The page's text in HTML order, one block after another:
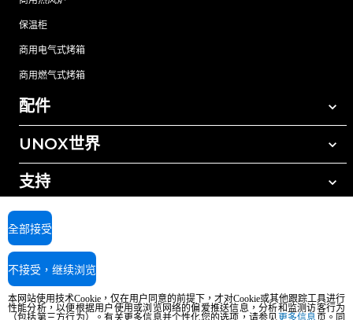
保温柜
商用电气式烤箱
商用燃气式烤箱
配件
所有配件
手动清洗清洁剂
树脂过滤水处理
反渗透水处理
UNOX世界
我们在全球的办事处
支持
UNOX质保
查找经销商
查找服务中心
版权所有2026 UNOX SpA保留所有权利。Reg.Imp.Padova n°04230750285 -
REA Padova 372835 - Cap.Soc.5.000.000€iv - 增值税/税号04230750285 - IT
AI Content Disclaimer
本网站使用技术Cookie，仅在用户同意的前提下，才对Cookie或其他跟踪工具进行
性能分析，以便根据用户使用或浏览网络的偏爱推送信息，分析和监测访客行为
（包括第三方行为）。有关更多信息并个性化您的选项，请参见更多信息 页。同
全部接受
不接受，继续浏览